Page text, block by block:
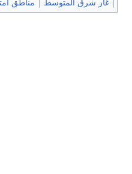
غاز شرق المتوسط
مناطق